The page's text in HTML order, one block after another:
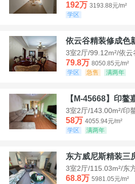
192万 3193.88元/m²
学区
依云谷精装修成色
3室2厅/99.12m²/依云
79.8万 8050.85元/m²
学区
急售 满两年
【M-45668】印鳌
3室2厅/143.00m²/印
58万 4055.94元/m²
学区
满两年
东方威尼斯精装三
3室2厅/115.03m²/东
68.8万 5981.05元/m²